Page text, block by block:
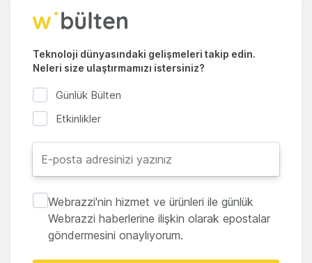
Teknoloji dünyasındaki gelişmeleri takip edin.
Neleri size ulaştırmamızı istersiniz?
Günlük Bülten
Etkinlikler
Webrazzi'nin hizmet ve ürünleri ile günlük
Webrazzi haberlerine ilişkin olarak epostalar
göndermesini onaylıyorum.